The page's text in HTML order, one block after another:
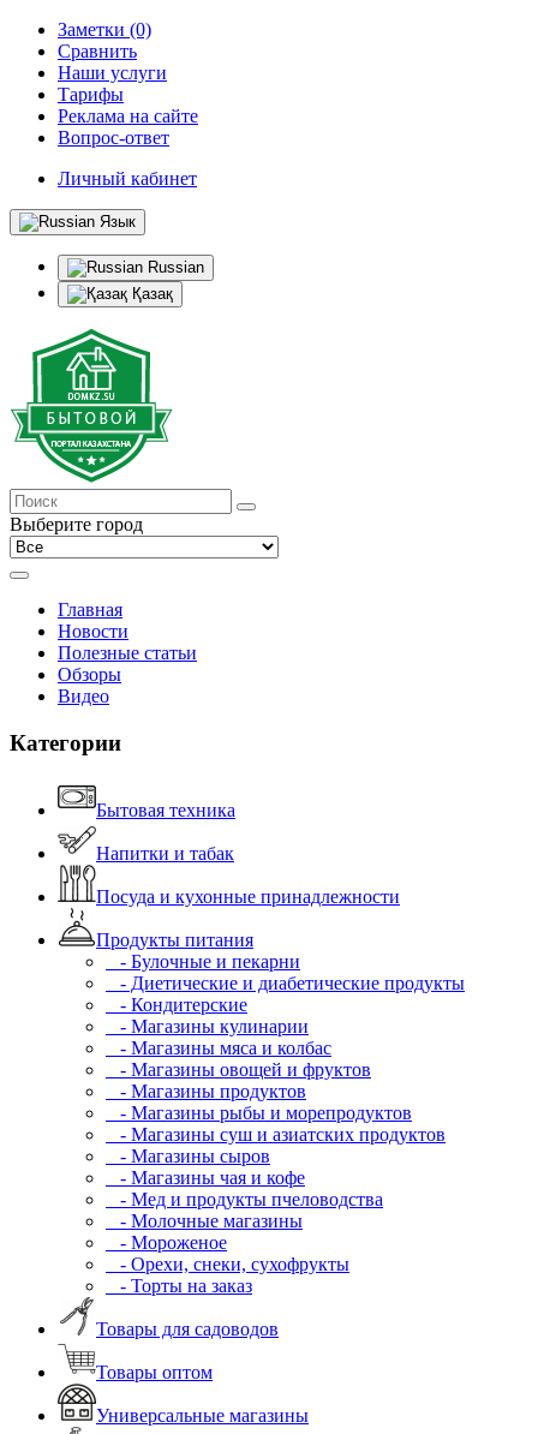
Заметки (0)
Сравнить
Наши услуги
Тарифы
Реклама на сайте
Вопрос-ответ
Личный кабинет
Язык
Russian
Қазақ
Выберите город
Главная
Новости
Полезные статьи
Обзоры
Видео
Категории
Бытовая техника
Напитки и табак
Посуда и кухонные принадлежности
Продукты питания
- Булочные и пекарни
- Диетические и диабетические продукты
- Кондитерские
- Магазины кулинарии
- Магазины мяса и колбас
- Магазины овощей и фруктов
- Магазины продуктов
- Магазины рыбы и морепродуктов
- Магазины суш и азиатских продуктов
- Магазины сыров
- Магазины чая и кофе
- Мед и продукты пчеловодства
- Молочные магазины
- Мороженое
- Орехи, снеки, сухофрукты
- Торты на заказ
Товары для садоводов
Товары оптом
Универсальные магазины